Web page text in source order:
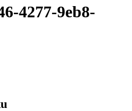
4277-9eb8-